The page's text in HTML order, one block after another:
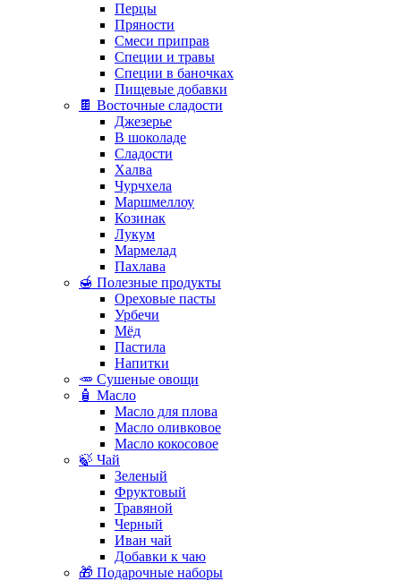
Перцы
Пряности
Смеси приправ
Специи и травы
Специи в баночках
Пищевые добавки
🍫 Восточные сладости
Джезерье
В шоколаде
Сладости
Халва
Чурчхела
Маршмеллоу
Козинак
Лукум
Мармелад
Пахлава
🍯 Полезные продукты
Ореховые пасты
Урбечи
Мёд
Пастила
Напитки
🥕 Сушеные овощи
🧴 Масло
Масло для плова
Масло оливковое
Масло кокосовое
🍃 Чай
Зеленый
Фруктовый
Травяной
Черный
Иван чай
Добавки к чаю
🎁 Подарочные наборы